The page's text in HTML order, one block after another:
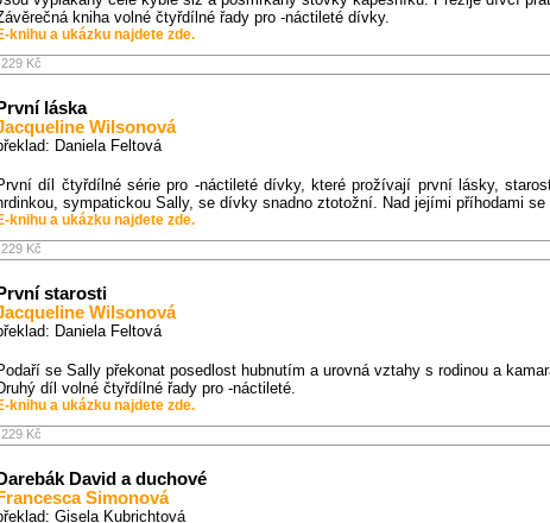
kniha volné čtyřdílné řady pro -náctileté dívky.
knihu a ukázku najdete zde.
229 Kč
První láska
Wilsonová
Daniela Feltová
díl čtyřdílné série pro -náctileté dívky, které prožívají první lásky,
sympatickou Sally, se dívky snadno ztotožní. Nad jejími příhodami
knihu a ukázku najdete zde.
229 Kč
První starosti
Wilsonová
Daniela Feltová
se Sally překonat posedlost hubnutím a urovná vztahy s rodinou a
díl volné čtyřdílné řady pro -náctileté.
knihu a ukázku najdete zde.
229 Kč
Darebák David a duchové
Francesca Simonová
Gisela Kubrichtová